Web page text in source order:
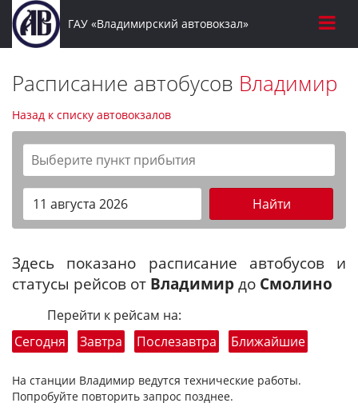
ГАУ «Владимирский автовокзал»
Расписание автобусов Владимир
Назад к списку автовокзалов
Найти
Здесь показано расписание автобусов и
статусы рейсов от Владимир до Смолино
Перейти к рейсам на:
Сегодня
Завтра Послезавтра Ближайшие
На станции Владимир ведутся технические работы.
Попробуйте повторить запрос позднее.